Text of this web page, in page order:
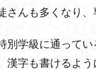
さんも多くなり
別学級に通って
漢字も書けるよ